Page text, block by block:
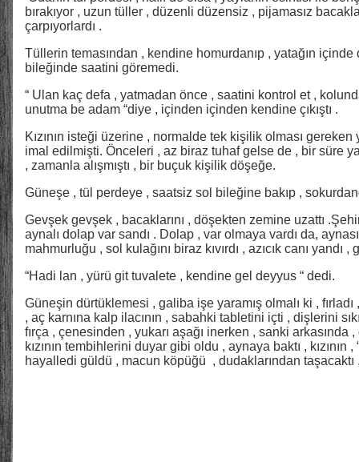
bırakıyor , uzun tüller , düzenli düzensiz , pijamasız
çarpıyorlardı .
Tüllerin temasından , kendine homurdanıp , yatağın
bileğinde saatini göremedi.
“ Ulan kaç defa , yatmadan önce , saatini kontrol et ,
unutma be adam “diye , içinden içinden kendine çıkıştı .
Kızının isteği üzerine , normalde tek kişilik olması
imal edilmişti. Önceleri , az biraz tuhaf gelse de , bir süre
, zamanla alışmıştı , bir buçuk kişilik döşeğe.
Güneşe , tül perdeye , saatsiz sol bileğine bakıp ,
Gevşek gevşek , bacaklarını , döşekten zemine uzattı
aynalı dolap var sandı . Dolap , var olmaya vardı da,
mahmurluğu , sol kulağını biraz kıvırdı , azıcık canı yandı
“Hadi lan , yürü git tuvalete , kendine gel deyyus “ dedi.
Güneşin dürtüklemesi , galiba işe yaramış olmalı ki ,
, aç karnına kalp ilacının , sabahki tabletini içti , dişlerini sıkı
fırça , çenesinden , yukarı aşağı inerken , sanki
kızının tembihlerini duyar gibi oldu , aynaya baktı , kızının
hayalledi güldü , macun köpüğü , dudaklarından